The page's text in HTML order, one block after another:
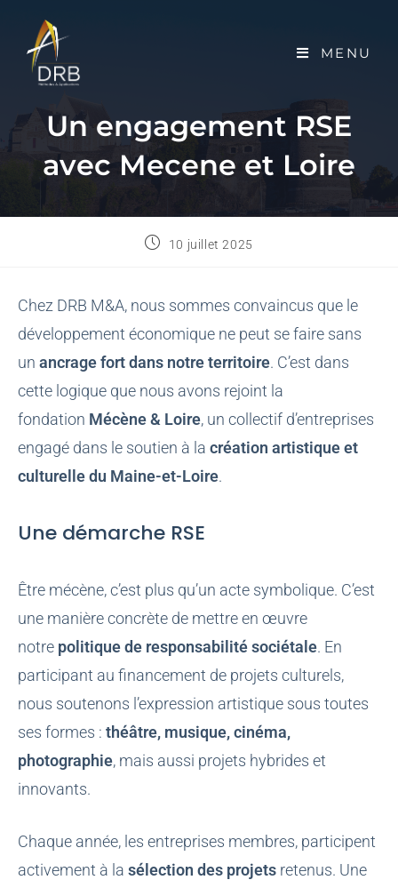
MENU
Un engagement RSE
avec Mecene et Loire
10 juillet 2025
Chez DRB M&A, nous sommes convaincus que le
développement économique ne peut se faire sans
un ancrage fort dans notre territoire. C’est dans
cette logique que nous avons rejoint la
fondation Mécène & Loire, un collectif d’entreprises
engagé dans le soutien à la création artistique et
culturelle du Maine-et-Loire.
Une démarche RSE
Être mécène, c’est plus qu’un acte symbolique. C’est
une manière concrète de mettre en œuvre
notre politique de responsabilité sociétale. En
participant au financement de projets culturels,
nous soutenons l’expression artistique sous toutes
ses formes : théâtre, musique, cinéma,
photographie, mais aussi projets hybrides et
innovants.
Chaque année, les entreprises membres, participent
activement à la sélection des projets retenus. Une